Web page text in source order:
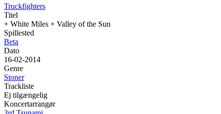
Truckfighters
Titel
+ White Miles + Valley of the Sun
Spillested
Beta
Dato
16-02-2014
Genre
Stoner
Trackliste
Ej tilgængelig
Koncertarrangør